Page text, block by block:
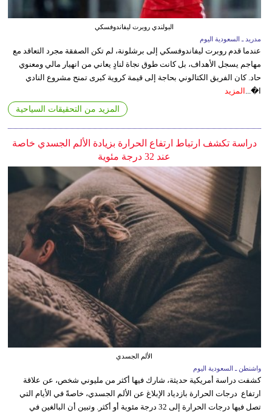
البولندي روبرت ليفاندوفسكي
مدريد ـ السعودية اليوم
عندما قدم روبرت ليفاندوفسكي إلى برشلونة، لم تكن الصفقة مجرد التعاقد مع
مهاجم يسجل الأهداف، بل كانت طوق نجاة لنادٍ يعاني من انهيار مالي ومعنوي
حاد. كان الفريق الكتالوني بحاجة إلى قيمة كروية كبرى تمنح مشروع النادي
ا�... المزيد
المزيد من التحقيقات السياحية
دراسة تكشف ارتباط ارتفاع الحرارة بزيادة الألم الجسدي خاصة
عند 32 درجة مئوية
الألم الجسدي
واشنطن ـ السعودية اليوم
كشفت دراسة أمريكية حديثة، شارك فيها أكثر من مليوني شخص، عن علاقة
ارتفاع درجات الحرارة بازدياد الإبلاغ عن الألم الجسدي، خاصةً في الأيام التي
تصل فيها درجات الحرارة إلى 32 درجة مئوية أو أكثر. وتبين أن البالغين في